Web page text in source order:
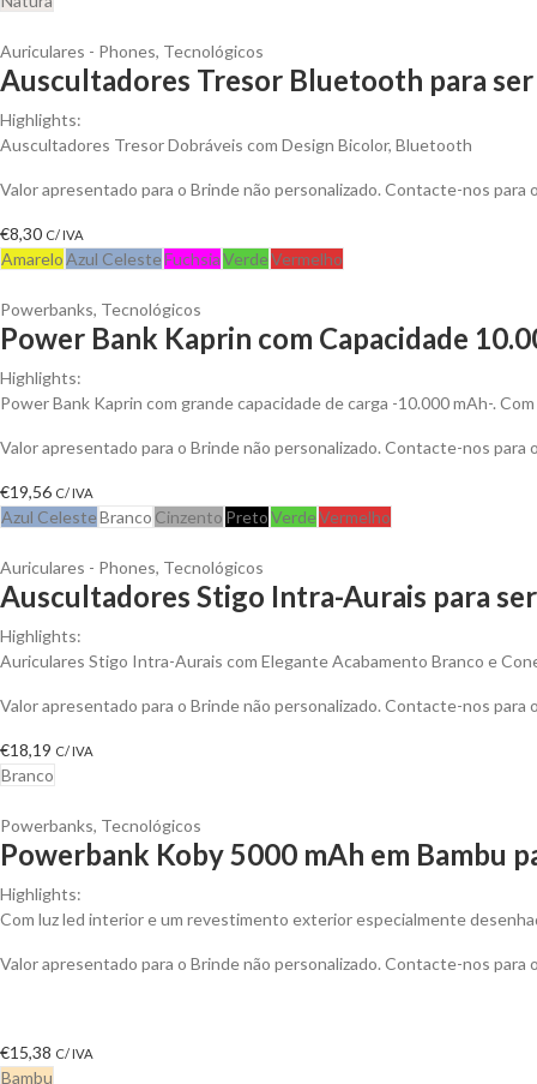
Auriculares - Phones, Tecnológicos
Auscultadores Tresor Bluetooth para
Highlights:
Auscultadores Tresor Dobráveis com Design Bicolor, Bluetooth
Valor apresentado para o Brinde não personalizado. Contacte-nos
€8,30 C/ IVA
AmareloAzul CelesteFuchsiaVerdeVermelho
Powerbanks, Tecnológicos
Power Bank Kaprin com Capacidade
Highlights:
Power Bank Kaprin com grande capacidade de carga -10.000 mAh-.
Valor apresentado para o Brinde não personalizado. Contacte-nos
€19,56 C/ IVA
Azul CelesteBranco Cinzento PretoVerdeVermelho
Auriculares - Phones, Tecnológicos
Auscultadores Stigo Intra-Aurais para
Highlights:
Auriculares Stigo Intra-Aurais com Elegante Acabamento Branco e
Valor apresentado para o Brinde não personalizado. Contacte-nos
€18,19 C/ IVA
Branco
Powerbanks, Tecnológicos
Powerbank Koby 5000 mAh em Bambu
Highlights:
Com luz led interior e um revestimento exterior especialmente
Valor apresentado para o Brinde não personalizado. Contacte-nos
€15,38 C/ IVA
Bambu